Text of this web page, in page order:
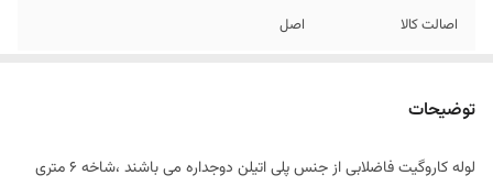
اصالت کالا اصل
توضیحات
لوله کاروگیت فاضلابی از جنس پلی اتیلن دوجداره می باشند ،شاخه 6 متری